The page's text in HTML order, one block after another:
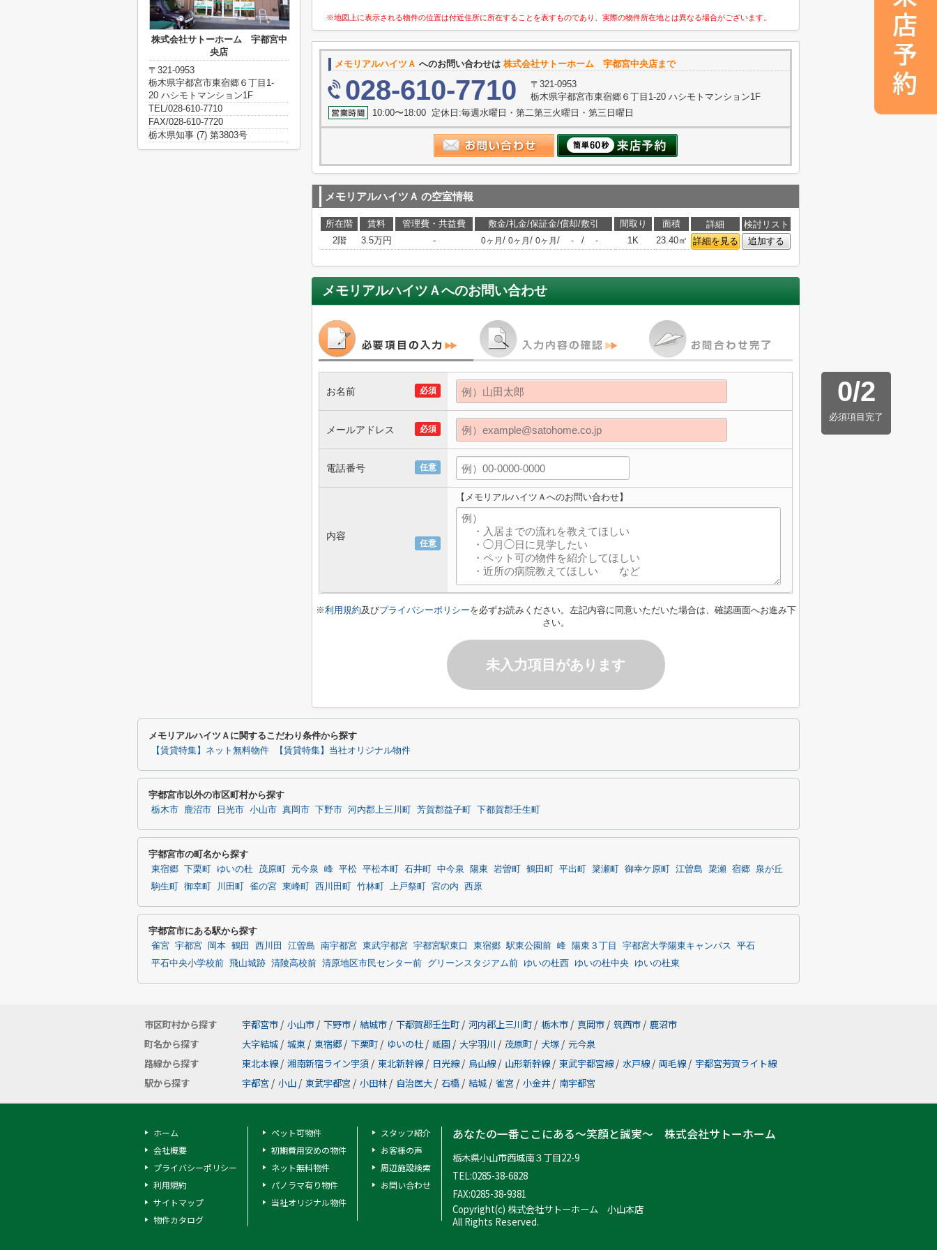
※地図上に表示される物件の位置は付近住所に所在することを表すものであり、実際の物件所在地とは異なる場合がございます。
メモリアルハイツＡ へのお問い合わせは 株式会社サトーホーム 宇都宮中央店まで
028-610-7710
〒321-0953
栃木県宇都宮市東宿郷６丁目1-20 ハシモトマンション1F
10:00〜18:00 定休日:毎週水曜日・第二第三火曜日・第三日曜日
メモリアルハイツＡ の空室情報
所在階 賃料 管理費・共益費 敷金/礼金/保証金/償却/敷引 間取り 面積 詳細
検討リスト
2階
3.5万円 - 0ヶ月 / 0ヶ月 / 0ヶ月 / - / - 1K 23.40㎡ 詳細を見る 追加する
メモリアルハイツＡへのお問い合わせ
0/2
必須項目完了
必須
お名前
必須
メールアドレス
任意
電話番号
任意
内容
【メモリアルハイツＡへのお問い合わせ】
※利用規約及びプライバシーポリシーを必ずお読みください。左記内容に同意いただいた場合は、確認画面へお進み下
さい。
未入力項目があります
株式会社サトーホーム 宇都宮中
央店
〒321-0953
栃木県宇都宮市東宿郷６丁目1-
20 ハシモトマンション1F
TEL/028-610-7710
FAX/028-610-7720
栃木県知事 (7) 第3803号
メモリアルハイツＡに関するこだわり条件から探す
【賃貸特集】ネット無料物件 【賃貸特集】当社オリジナル物件
宇都宮市以外の市区町村から探す
栃木市 鹿沼市 日光市 小山市 真岡市 下野市 河内郡上三川町 芳賀郡益子町 下都賀郡壬生町
宇都宮市の町名から探す
東宿郷 下栗町 ゆいの杜 茂原町 元今泉 峰 平松 平松本町 石井町 中今泉 陽東 岩曽町 鶴田町 平出町 簗瀬町 御幸ケ原町 江曽島 簗瀬 宿郷
泉が丘
駒生町
御幸町 川田町 雀の宮 東峰町 西川田町 竹林町 上戸祭町 宮の内 西原
宇都宮市にある駅から探す
雀宮 宇都宮 岡本 鶴田 西川田 江曽島 南宇都宮 東武宇都宮 宇都宮駅東口 東宿郷 駅東公園前 峰 陽東３丁目 宇都宮大学陽東キャンパス
平石
平石中央小学校前 飛山城跡 清陵高校前 清原地区市民センター前 グリーンスタジアム前 ゆいの杜西 ゆいの杜中央 ゆいの杜東
市区町村から探す 宇都宮市 / 小山市 / 下野市 / 結城市 / 下都賀郡壬生町 / 河内郡上三川町 / 栃木市 / 真岡市 / 筑西市 / 鹿沼市
町名から探す
大字結城 / 城東 / 東宿郷 / 下栗町 / ゆいの杜 / 祇園 / 大字羽川 / 茂原町 / 犬塚 / 元今泉
路線から探す
東北本線 / 湘南新宿ライン宇須 / 東北新幹線 / 日光線 / 烏山線 / 山形新幹線 / 東武宇都宮線 / 水戸線 / 両毛線 / 宇都宮芳賀ライト線
駅から探す
宇都宮 / 小山 / 東武宇都宮 / 小田林 / 自治医大 / 石橋 / 結城 / 雀宮 / 小金井 / 南宇都宮
ホーム
会社概要
プライバシーポリシー
利用規約
サイトマップ
物件カタログ
ペット可物件
初期費用安めの物件
ネット無料物件
パノラマ有り物件
当社オリジナル物件
スタッフ紹介
お客様の声
周辺施設検索
お問い合わせ
あなたの一番ここにある～笑顔と誠実～ 株式会社サトーホーム
栃木県小山市西城南３丁目22-9
TEL:0285-38-6828
FAX:0285-38-9381
Copyright(c) 株式会社サトーホーム 小山本店
All Rights Reserved.